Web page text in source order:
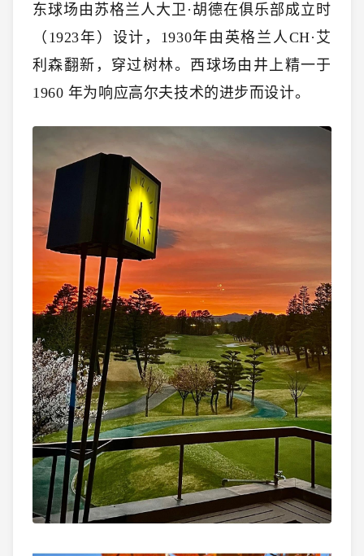
东球场由苏格兰人大卫·胡德在俱乐部成立时
（1923年）设计，1930年由英格兰人CH·艾
利森翻新，穿过树林。西球场由井上精一于
1960 年为响应高尔夫技术的进步而设计。